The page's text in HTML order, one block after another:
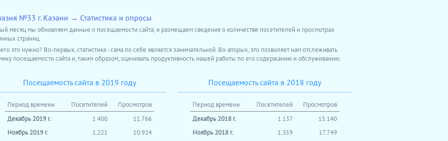
№33 г. Казани → Статистика и опросы
месяц мы обновляем данные о посещаемости сайта, и размещаем сведения о количестве посетителей и просмотрах
страниц.
это нужно? Во-первых, статистика - сама по себе является занимательной. Во-вторых, это позволяет нам отслеживать
посещаемости сайта и, таким образом, оценивать продуктивность нашей работы по его содержанию и обслуживанию.
Посещаемость сайта в 2019 году
Период времени Посетителей
Просмотров
Декабрь 2019 г.
1.400
11.766
Ноябрь 2019 г.
1.221
10.924
Посещаемость сайта в 2018 году
Период времени Посетителей
Просмотров
Декабрь 2018 г.
1.137
15.140
Ноябрь 2018 г.
1.359
17.749